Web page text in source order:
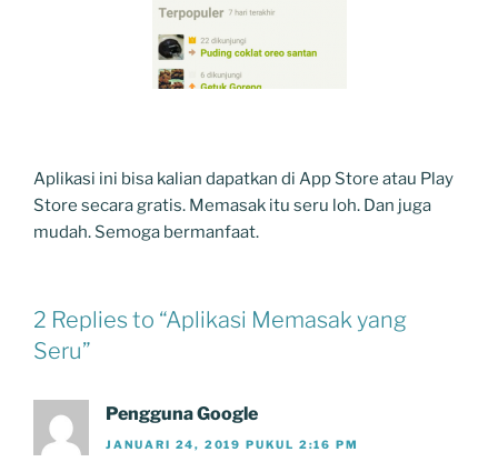
Aplikasi ini bisa kalian dapatkan di App Store atau Play
Store secara gratis. Memasak itu seru loh. Dan juga
mudah. Semoga bermanfaat.
2 Replies to “Aplikasi Memasak yang
Seru”
Pengguna Google
JANUARI 24, 2019 PUKUL 2:16 PM